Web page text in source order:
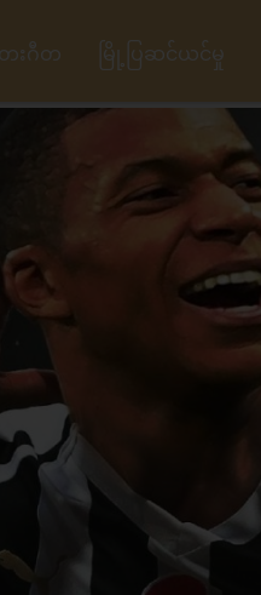
းဂီတ မြို့ပြဆင်ယင်မှု